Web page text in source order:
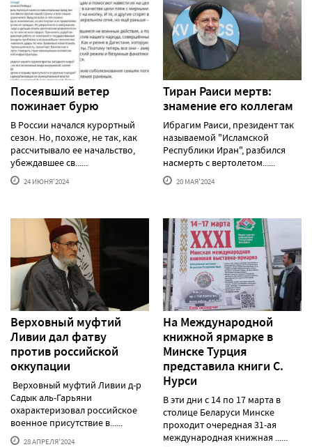
Посеявший ветер
пожинает бурю
В России начался курортный
сезон. Но, похоже, не так, как
рассчитывало ее начальство,
убеждавшее св......
24 ИЮНЯ'2024
Тиран Раиси мертв:
знамение его коллегам
Ибрагим Раиси, президент так
называемой "Исламской
Республики Иран", разбился
насмерть с вертолетом......
20 МАЯ'2024
Верховный муфтий
Ливии дал фатву
против российской
оккупации
Верховный муфтий Ливии д-р
Садык аль-Гарьяни
охарактеризовал российское
военное присутствие в......
28 АПРЕЛЯ'2024
На Международной
книжной ярмарке в
Минске Турция
представила книги С.
Нурси
В эти дни с 14 по 17 марта в
столице Беларуси Минске
проходит очередная 31-ая
международная книжная ......